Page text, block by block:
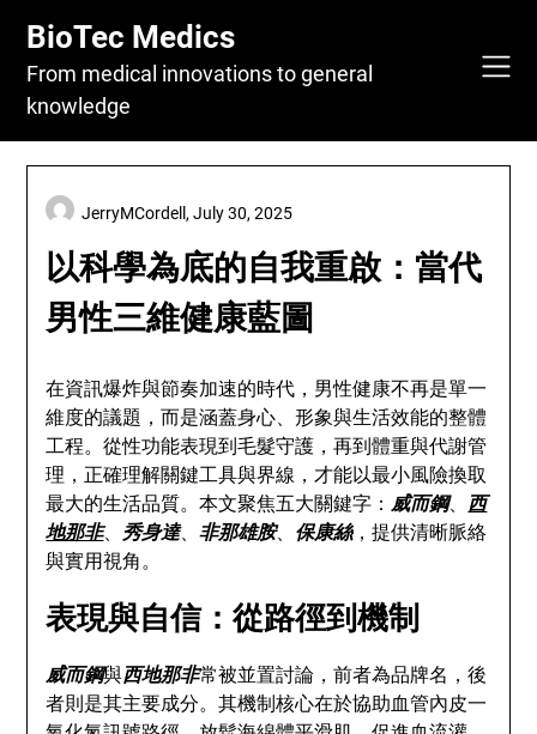
content
BioTec Medics
From medical innovations to general
knowledge
以科學為底的自我重啟：當代
男性三維健康藍圖
JerryMCordell,July 30, 2025
在資訊爆炸與節奏加速的時代，男性健康不再是單一
維度的議題，而是涵蓋身心、形象與生活效能的整體
工程。從性功能表現到毛髮守護，再到體重與代謝管
理，正確理解關鍵工具與界線，才能以最小風險換取
最大的生活品質。本文聚焦五大關鍵字：威而鋼、 西
地那非、 秀身達、非那雄胺、 保康絲，提供清晰脈絡
與實用視角。
表現與自信：從路徑到機制
威而鋼與西地那非常被並置討論，前者為品牌名，後
者則是其主要成分。其機制核心在於協助血管內皮一